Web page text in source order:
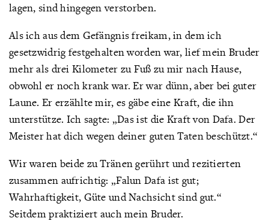
lagen, sind hingegen verstorben.
Als ich aus dem Gefängnis freikam, in dem ich
gesetzwidrig festgehalten worden war, lief mein Bruder
mehr als drei Kilometer zu Fuß zu mir nach Hause,
obwohl er noch krank war. Er war dünn, aber bei guter
Laune. Er erzählte mir, es gäbe eine Kraft, die ihn
unterstütze. Ich sagte: „Das ist die Kraft von Dafa. Der
Meister hat dich wegen deiner guten Taten beschützt.“
Wir waren beide zu Tränen gerührt und rezitierten
zusammen aufrichtig: „Falun Dafa ist gut;
Wahrhaftigkeit, Güte und Nachsicht sind gut.“
Seitdem praktiziert auch mein Bruder.